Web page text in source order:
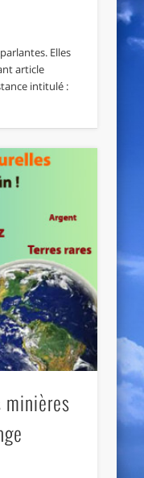
Elles
article
intitulé :
minières